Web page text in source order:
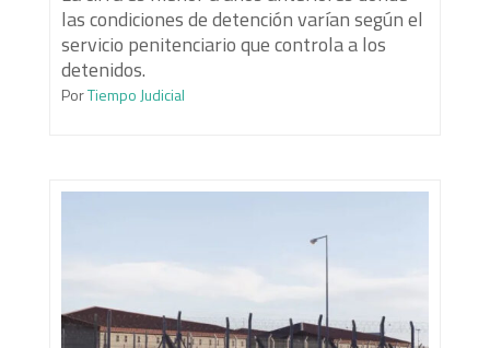
las condiciones de detención varían según el
servicio penitenciario que controla a los
detenidos.
PorTiempo Judicial